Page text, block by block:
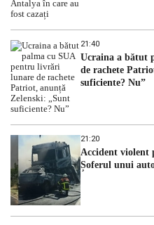
21:40
Ucraina a bătut
de rachete
suficiente? Nu”
21:20
Accident violent
Șoferul unui